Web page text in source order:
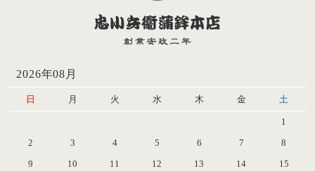
2026年08月
日 月 火 水 木 金 土
1
2
3 4 5 6 7
8
9
10 11 12 13 14
15